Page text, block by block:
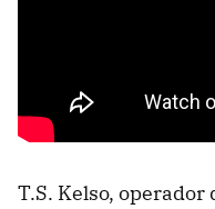
T.S. Kelso, operador